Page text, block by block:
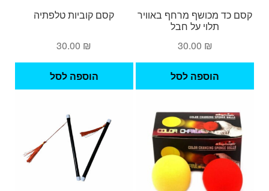
קסם כד מכושף מרחף באוויר
תלוי על חבל
30.00 ₪
הוספה לסל
קסם קוביות טלפתיה
30.00 ₪
הוספה לסל